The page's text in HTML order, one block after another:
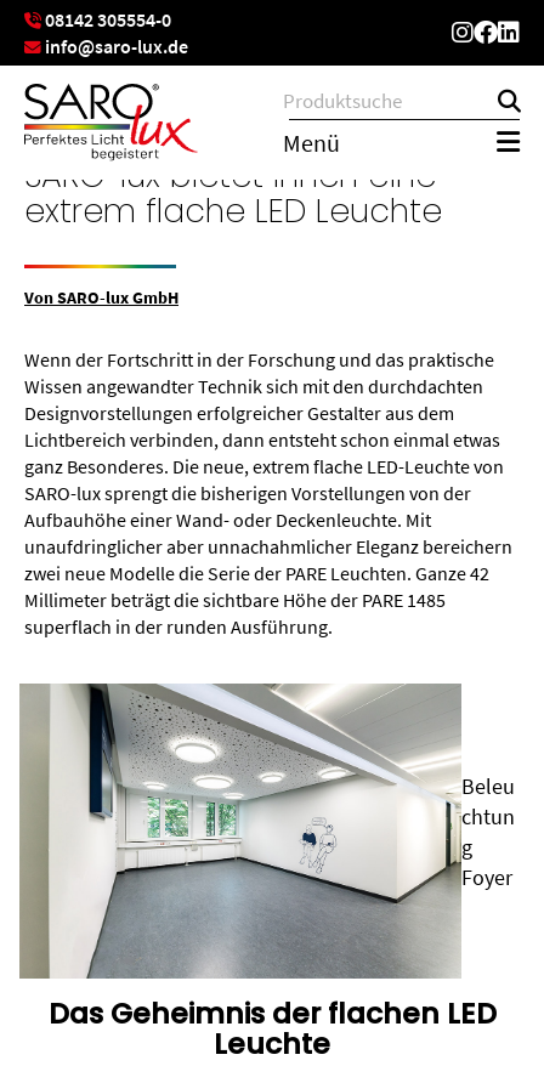
08142 305554-0
info@saro-lux.de
Menü
SARO-lux bietet Ihnen eine
extrem flache LED Leuchte
Von SARO-lux GmbH
Wenn der Fortschritt in der Forschung und das praktische
Wissen angewandter Technik sich mit den durchdachten
Designvorstellungen erfolgreicher Gestalter aus dem
Lichtbereich verbinden, dann entsteht schon einmal etwas
ganz Besonderes. Die neue, extrem flache LED-Leuchte von
SARO-lux sprengt die bisherigen Vorstellungen von der
Aufbauhöhe einer Wand- oder Deckenleuchte. Mit
unaufdringlicher aber unnachahmlicher Eleganz bereichern
zwei neue Modelle die Serie der PARE Leuchten. Ganze 42
Millimeter beträgt die sichtbare Höhe der PARE 1485
superflach in der runden Ausführung.
Beleu
chtun
g
Foyer
Das Geheimnis der flachen LED
Leuchte